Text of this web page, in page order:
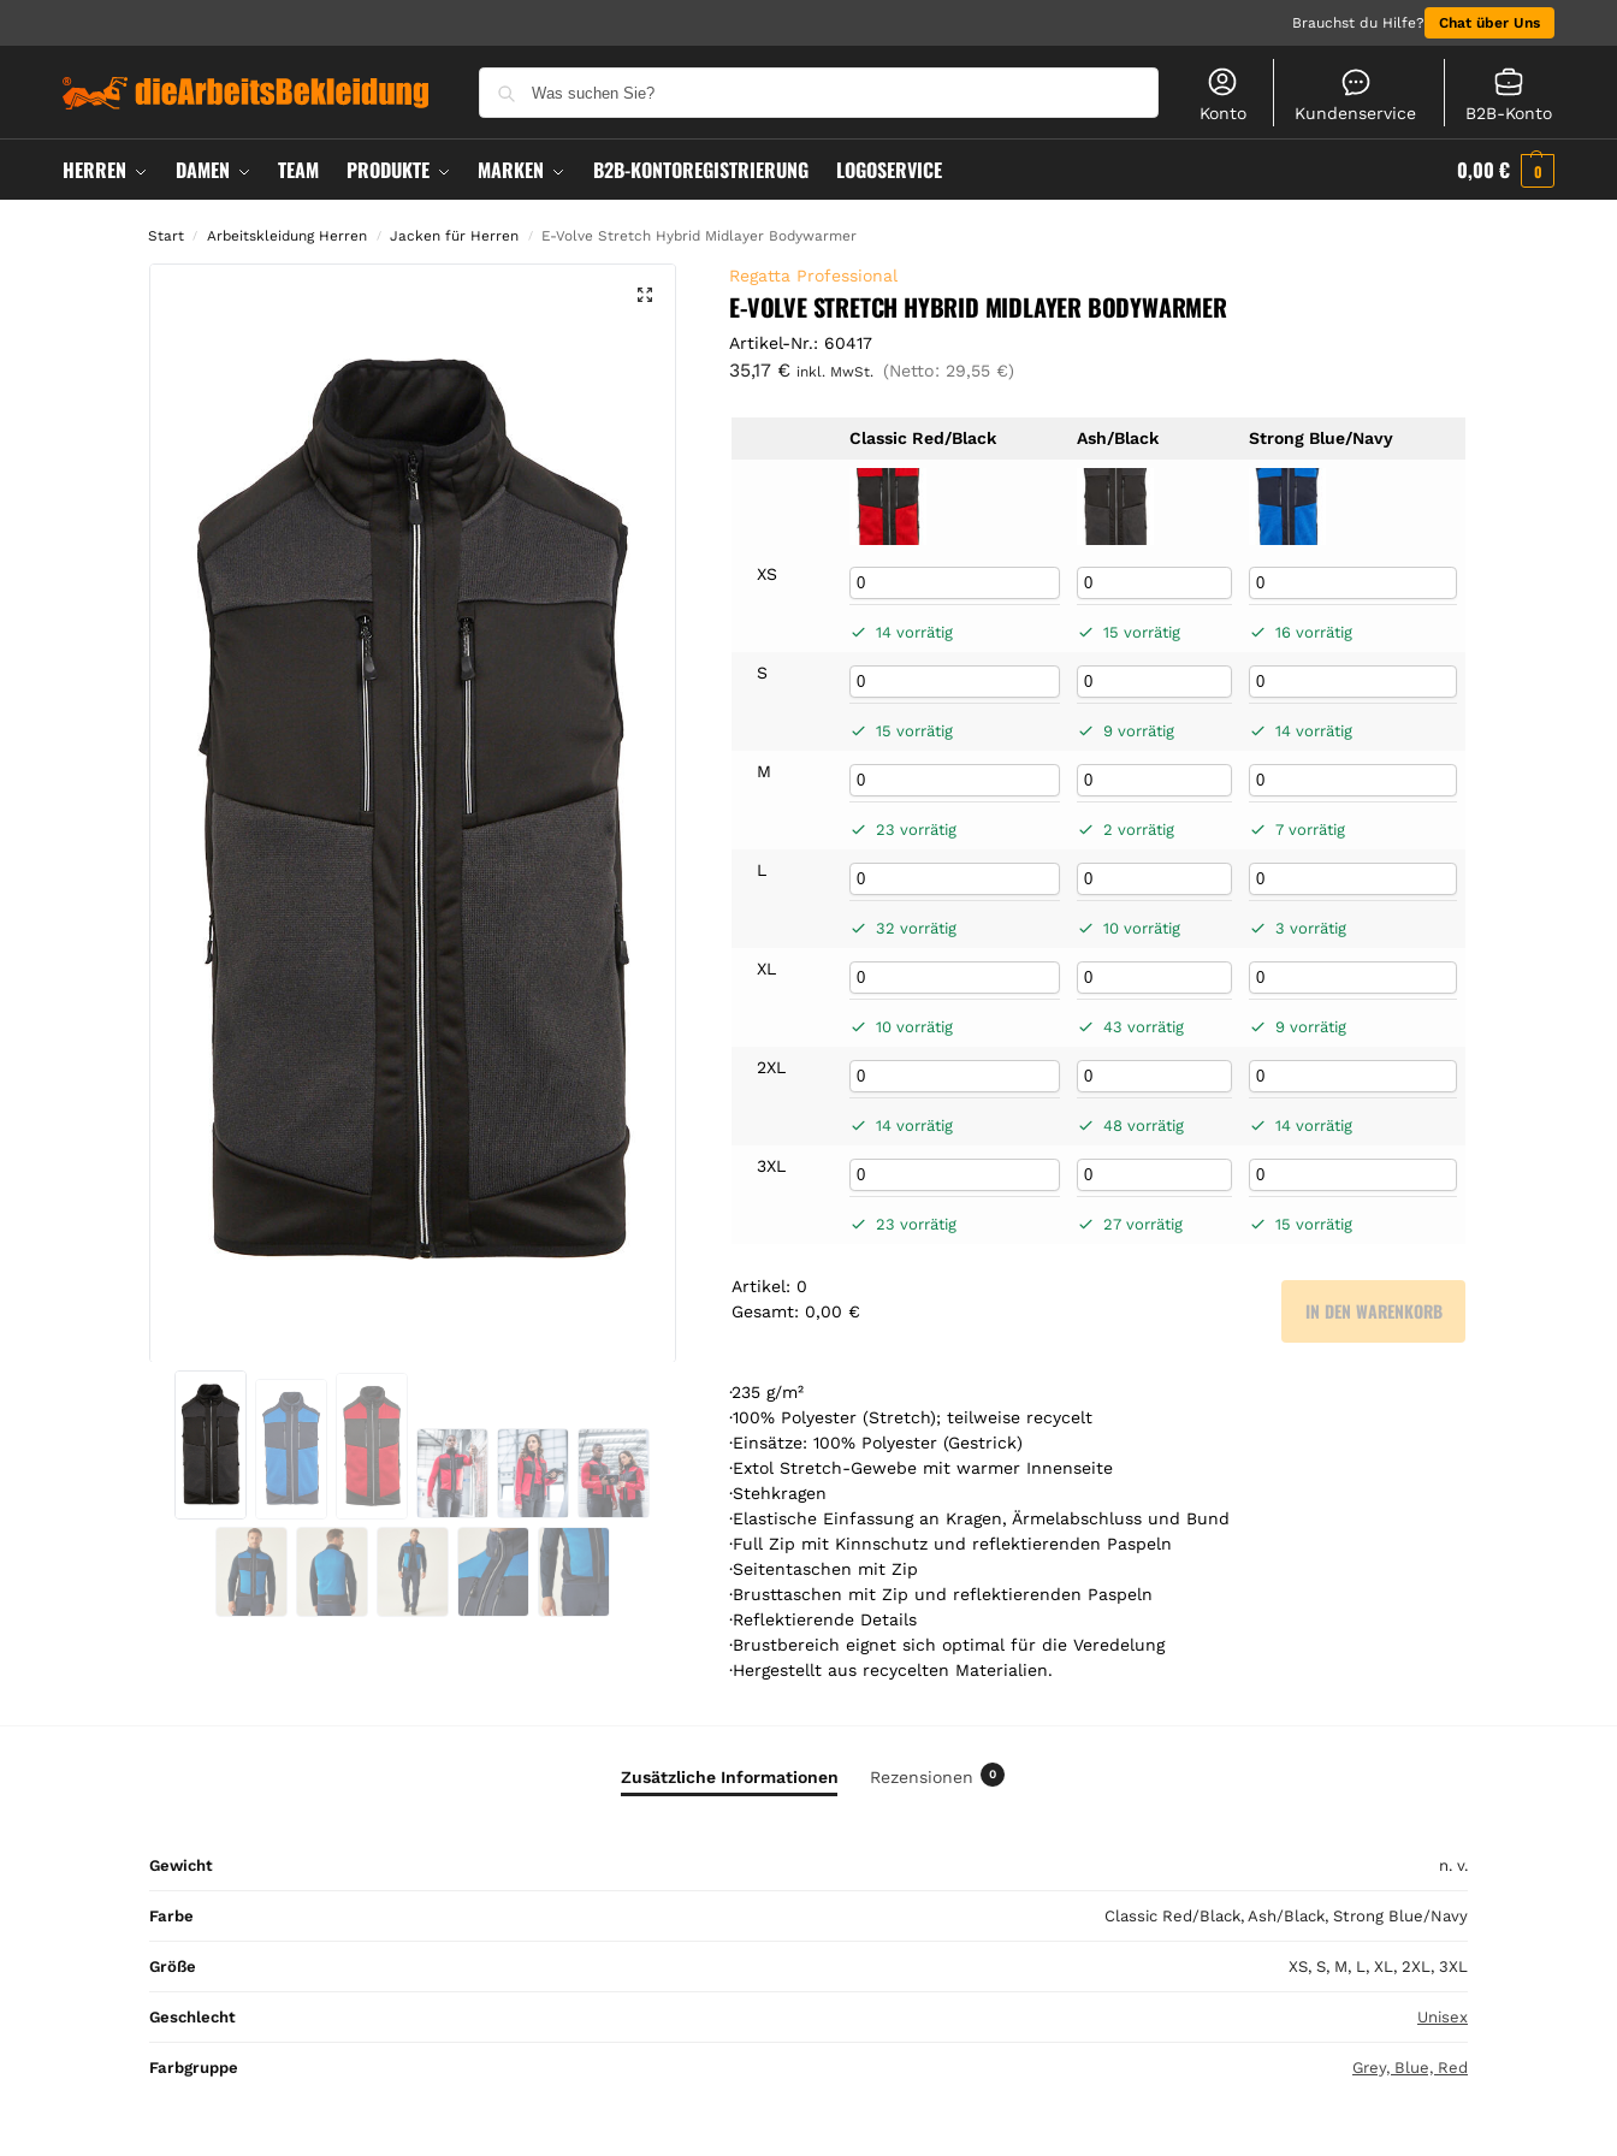
Brauchst du Hilfe? Chat über Uns
Konto Kundenservice B2B-Konto
HERREN DAMEN TEAM PRODUKTE MARKEN B2B-KONTOREGISTRIERUNG LOGOSERVICE 0,00 € 0
Start / Arbeitskleidung Herren / Jacken für Herren / E-Volve Stretch Hybrid Midlayer Bodywarmer
Regatta Professional
E-VOLVE STRETCH HYBRID MIDLAYER BODYWARMER
Artikel-Nr.: 60417
35,17 € inkl. MwSt. (Netto: 29,55 €)
Classic Red/Black Ash/Black Strong Blue/Navy
XS
14 vorrätig 15 vorrätig 16 vorrätig
S
15 vorrätig 9 vorrätig 14 vorrätig
M
23 vorrätig 2 vorrätig 7 vorrätig
L
32 vorrätig 10 vorrätig 3 vorrätig
XL
10 vorrätig 43 vorrätig 9 vorrätig
2XL
14 vorrätig 48 vorrätig 14 vorrätig
3XL
23 vorrätig 27 vorrätig 15 vorrätig
Artikel: 0
Gesamt: 0,00 €
r
t
i
k
e
l
.
Y
o
u
r
t
i
IN DEN WARENKORB
·235 g/m²
·100% Polyester (Stretch); teilweise recycelt
·Einsätze: 100% Polyester (Gestrick)
·Extol Stretch-Gewebe mit warmer Innenseite
·Stehkragen
·Elastische Einfassung an Kragen, Ärmelabschluss und Bund
·Full Zip mit Kinnschutz und reflektierenden Paspeln
·Seitentaschen mit Zip
·Brusttaschen mit Zip und reflektierenden Paspeln
·Reflektierende Details
·Brustbereich eignet sich optimal für die Veredelung
·Hergestellt aus recycelten Materialien.
Zusätzliche Informationen Rezensionen 0
Gewicht n. v.
Farbe Classic Red/Black, Ash/Black, Strong Blue/Navy
Größe XS, S, M, L, XL, 2XL, 3XL
Geschlecht Unisex
Farbgruppe Grey, Blue, Red